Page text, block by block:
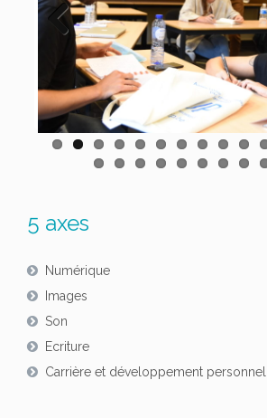
Previ
5 axes
Numérique
Images
Son
Ecriture
Carrière et développement personnel